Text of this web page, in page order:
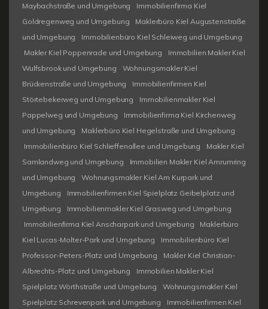
Maybachstraße und Umgebung
Immobilienfirma Kiel
Goldregenweg und Umgebung
Maklerbüro Kiel Augustenstraße
und Umgebung
Immobilienbüro Kiel Schleiweg und Umgebung
Makler Kiel Poppenrade und Umgebung
Immobilien Makler Kiel
Wulfsbrook und Umgebung
Wohnungsmakler Kiel
Brückenstraße und Umgebung
Immobilienfirmen Kiel
Störtebekerweg und Umgebung
Immobilienmakler Kiel
Pappelweg und Umgebung
Immobilienfirma Kiel Kirchenweg
und Umgebung
Maklerbüro Kiel Hegelstraße und Umgebung
Immobilienbüro Kiel Schlieffenallee und Umgebung
Makler Kiel
Samlandweg und Umgebung
Immobilien Makler Kiel Amrumring
und Umgebung
Wohnungsmakler Kiel Am Kurpark und
Umgebung
Immobilienfirmen Kiel Spielplatz Geibelplatz und
Umgebung
Immobilienmakler Kiel Grasweg und Umgebung
Immobilienfirma Kiel Anscharpark und Umgebung
Maklerbüro
Kiel Lucas-Molter-Park und Umgebung
Immobilienbüro Kiel
Professor-Peters-Platz und Umgebung
Makler Kiel Christian-
Albrechts-Platz und Umgebung
Immobilien Makler Kiel
Spielplatz Wörthstraße und Umgebung
Wohnungsmakler Kiel
Spielplatz Schrevenpark und Umgebung
Immobilienfirmen Kiel